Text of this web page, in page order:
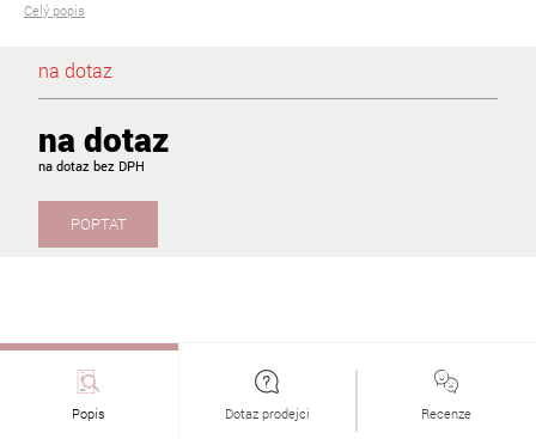
Celý popis
na dotaz
na dotaz
na dotaz
POPTAT
Popis Dotaz prodejci Recenze